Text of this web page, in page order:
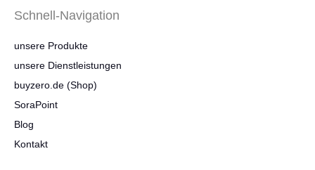
Schnell-Navigation
unsere Produkte
unsere Dienstleistungen
buyzero.de (Shop)
SoraPoint
Blog
Kontakt